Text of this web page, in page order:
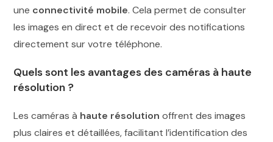
une connectivité mobile. Cela permet de consulter
les images en direct et de recevoir des notifications
directement sur votre téléphone.
Quels sont les avantages des caméras à haute
résolution ?
Les caméras à haute résolution offrent des images
plus claires et détaillées, facilitant l’identification des